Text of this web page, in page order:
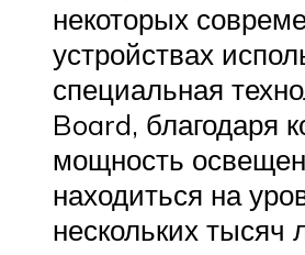
некоторых
устройствах
специальная
Board, благодаря
мощность
находиться на
нескольких тысяч